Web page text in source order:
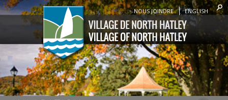
NOUS JOINDRE ENGLISH